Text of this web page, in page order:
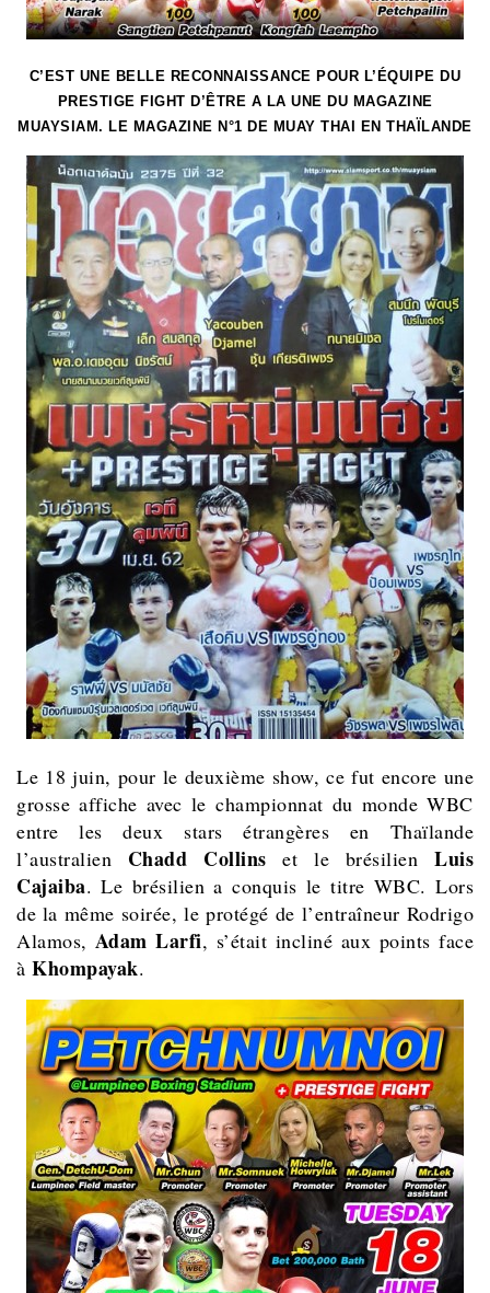
C’EST UNE BELLE RECONNAISSANCE POUR L’ÉQUIPE DU
PRESTIGE FIGHT D’ÊTRE A LA UNE DU MAGAZINE
MUAYSIAM. LE MAGAZINE N°1 DE MUAY THAI EN THAÏLANDE
Le 18 juin, pour le deuxième show, ce fut encore une
grosse affiche avec le championnat du monde WBC
entre les deux stars étrangères en Thaïlande
l’australien Chadd Collins et le brésilien Luis
Cajaiba. Le brésilien a conquis le titre WBC. Lors
de la même soirée, le protégé de l’entraîneur Rodrigo
Alamos, Adam Larfi, s’était incliné aux points face
à Khompayak.